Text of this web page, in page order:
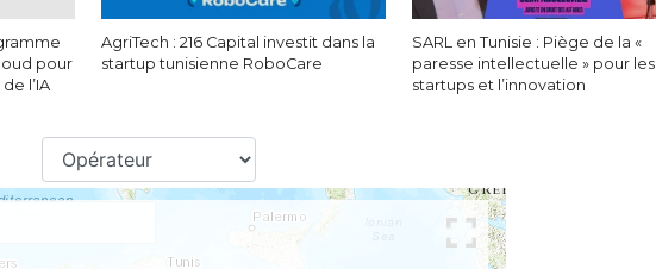
pour
l’IA
AgriTech : 216 Capital investit dans la
startup tunisienne RoboCare
SARL en Tunisie : Piège de la «
paresse intellectuelle » pour les
startups et l’innovation